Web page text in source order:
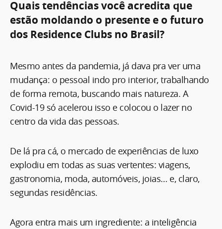
Quais tendências você acredita que
estão moldando o presente e o futuro
dos Residence Clubs no Brasil?
Mesmo antes da pandemia, já dava pra ver uma
mudança: o pessoal indo pro interior, trabalhando
de forma remota, buscando mais natureza. A
Covid-19 só acelerou isso e colocou o lazer no
centro da vida das pessoas.
De lá pra cá, o mercado de experiências de luxo
explodiu em todas as suas vertentes: viagens,
gastronomia, moda, automóveis, joias… e, claro,
segundas residências.
Agora entra mais um ingrediente: a inteligência